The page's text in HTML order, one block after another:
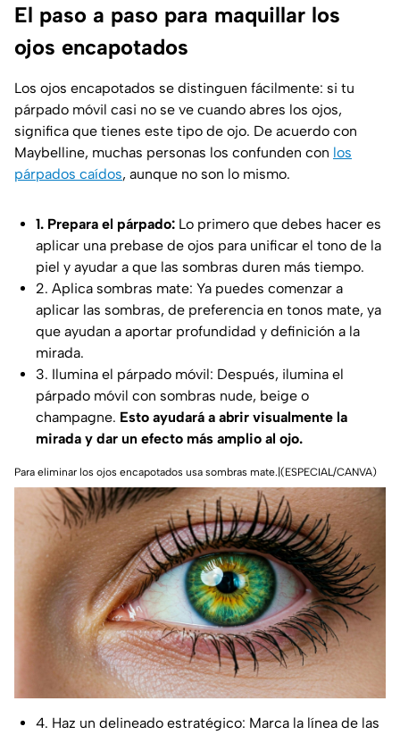
El paso a paso para maquillar los
ojos encapotados
Los ojos encapotados se distinguen fácilmente: si tu
párpado móvil casi no se ve cuando abres los ojos,
significa que tienes este tipo de ojo. De acuerdo con
Maybelline, muchas personas los confunden con los
párpados caídos, aunque no son lo mismo.
1. Prepara el párpado: Lo primero que debes hacer es
aplicar una prebase de ojos para unificar el tono de la
piel y ayudar a que las sombras duren más tiempo.
2. Aplica sombras mate: Ya puedes comenzar a
aplicar las sombras, de preferencia en tonos mate, ya
que ayudan a aportar profundidad y definición a la
mirada.
3. Ilumina el párpado móvil: Después, ilumina el
párpado móvil con sombras nude, beige o
champagne. Esto ayudará a abrir visualmente la
mirada y dar un efecto más amplio al ojo.
Para eliminar los ojos encapotados usa sombras mate.|(ESPECIAL/CANVA)
4. Haz un delineado estratégico: Marca la línea de las